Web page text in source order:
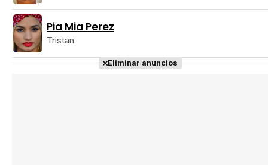
Pia Mia Perez
Tristan
Eliminar anuncios